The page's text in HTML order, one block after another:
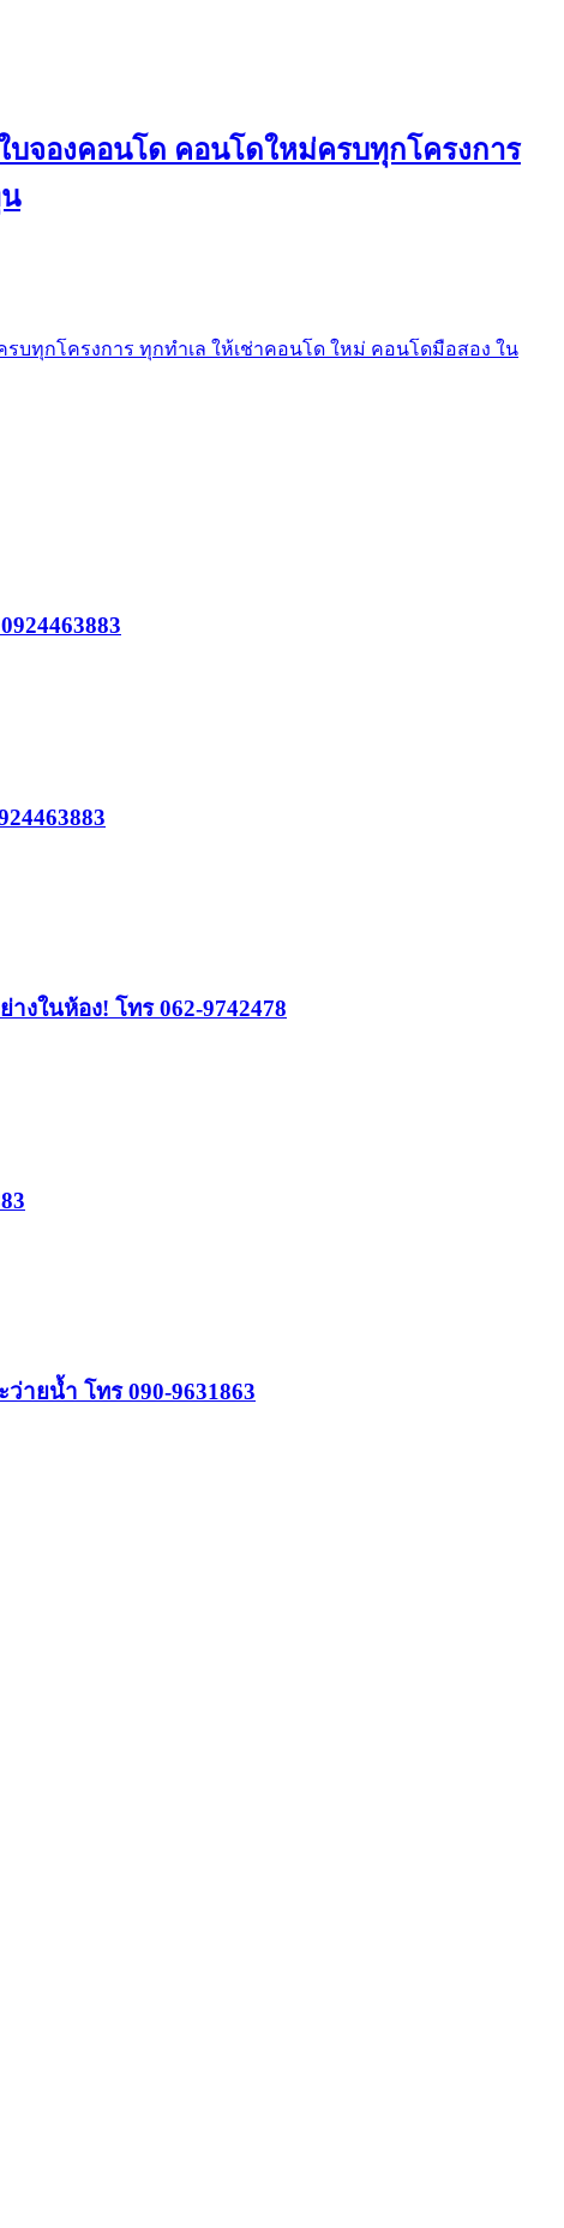
บจองคอนโด คอนโดใหม่ครบทุกโครงการ
บทุกโครงการ ทุกทำเล ให้เช่าคอนโด ใหม่ คอนโดมือสอง ใน
งในห้อง! โทร 062-9742478
ายน้ำ โทร 090-9631863